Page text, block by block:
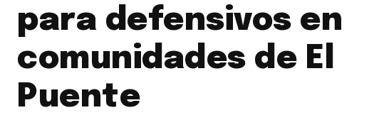
para defensivos en
comunidades de El
Puente